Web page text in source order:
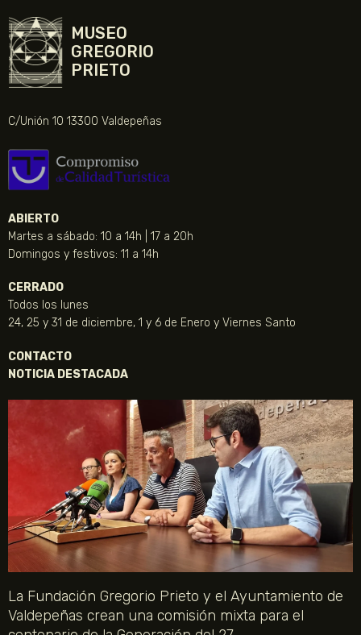
MUSEO
GREGORIO
PRIETO
C/Unión 10 13300 Valdepeñas
ABIERTO
Martes a sábado: 10 a 14h | 17 a 20h
Domingos y festivos: 11 a 14h
CERRADO
Todos los lunes
24, 25 y 31 de diciembre, 1 y 6 de Enero y Viernes Santo
CONTACTO
NOTICIA DESTACADA
La Fundación Gregorio Prieto y el Ayuntamiento de
Valdepeñas crean una comisión mixta para el